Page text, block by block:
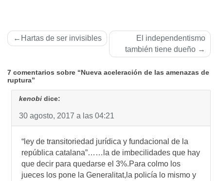
Navegación
Hartas de ser invisibles
El independentismo
también tiene dueño
7 comentarios sobre “Nueva aceleración de las amenazas de
ruptura”
kenobi dice:
30 agosto, 2017 a las 04:21
“ley de transitoriedad jurídica y fundacional de la
república catalana”……la de imbecilidades que hay
que decir para quedarse el 3%.Para colmo los
jueces los pone la Generalitat,la policía lo mismo y